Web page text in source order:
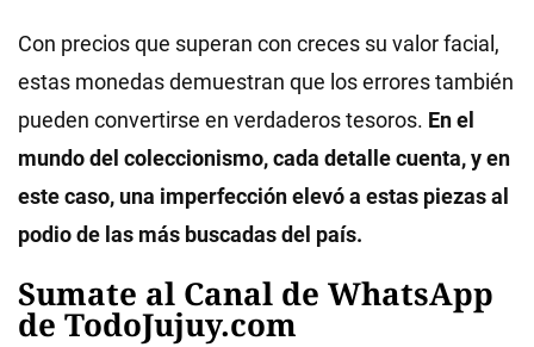
Con precios que superan con creces su valor facial,
estas monedas demuestran que los errores también
pueden convertirse en verdaderos tesoros. En el
mundo del coleccionismo, cada detalle cuenta, y en
este caso, una imperfección elevó a estas piezas al
podio de las más buscadas del país.
Sumate al Canal de WhatsApp
de TodoJujuy.com